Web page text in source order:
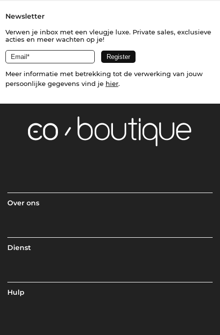
Newsletter
Verwen je inbox met een vleugje luxe. Private sales, exclusieve
acties en meer wachten op je!
Meer informatie met betrekking tot de verwerking van jouw
persoonlijke gegevens vind je hier.
Over ons
Dienst
Hulp